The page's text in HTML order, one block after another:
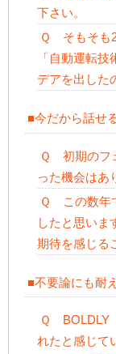
下さい。
Ｑ そもそも
「自動運転
デアを出した
■今だから話せ
Ｑ 初期のフ
った機会はあ
Ｑ この数年
したと思いま
期待を感じる
■不要論にも耐
Ｑ BOLDLY
れたと感じて